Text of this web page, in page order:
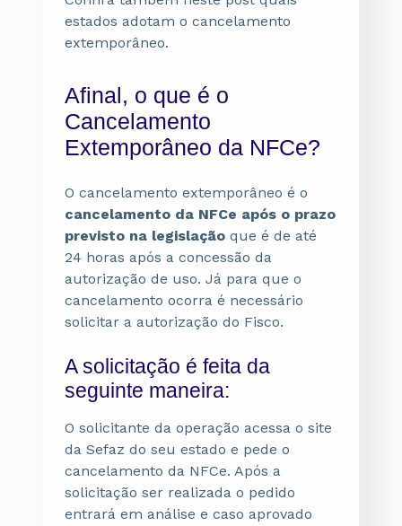
estados adotam o cancelamento
extemporâneo.
Afinal, o que é o
Cancelamento
Extemporâneo da NFCe?
O cancelamento extemporâneo é o
cancelamento da NFCe após o prazo
previsto na legislação que é de até
24 horas após a concessão da
autorização de uso. Já para que o
cancelamento ocorra é necessário
solicitar a autorização do Fisco.
A solicitação é feita da
seguinte maneira:
O solicitante da operação acessa o site
da Sefaz do seu estado e pede o
cancelamento da NFCe. Após a
solicitação ser realizada o pedido
entrará em análise e caso aprovado